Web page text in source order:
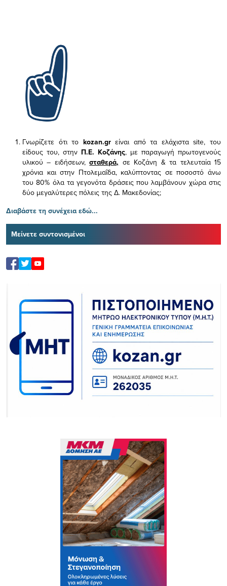
Γνωρίζετε ότι το kozan.gr είναι από τα ελάχισταsite, του
είδους του, στην Π.Ε. Κοζάνης, με παραγωγή πρωτογενούς
υλικού – ειδήσεων,σταθερά, σε Κοζάνη & τα τελευταία 15
χρόνια και στην Πτολεμαΐδα, καλύπτοντας σε ποσοστό άνω
του 80% όλα τα γεγονότα δράσεις που λαμβάνουν χώρα στις
δύο μεγαλύτερες πόλεις της Δ. Μακεδονίας;
Διαβάστε τη συνέχεια εδώ...
Μείνετε συντονισμένοι